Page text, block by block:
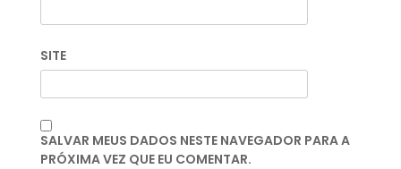
SITE
SALVAR MEUS DADOS NESTE NAVEGADOR PARA A
PRÓXIMA VEZ QUE EU COMENTAR.